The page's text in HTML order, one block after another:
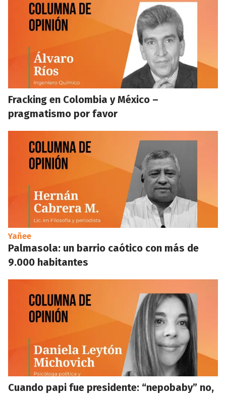
Fracking en Colombia y México –
pragmatismo por favor
Yañee
Palmasola: un barrio caótico con más de
9.000 habitantes
Cuando papi fue presidente: “nepobaby” no,